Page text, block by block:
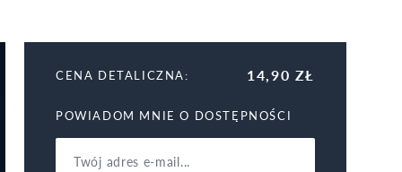
CENA DETALICZNA: 14,90 ZŁ
POWIADOM MNIE O DOSTĘPNOŚCI